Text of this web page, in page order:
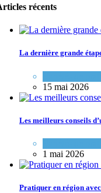
récents
La dernière grande
15 mai 2026
Les meilleurs conseils
1 mai 2026
Pratiquer en région